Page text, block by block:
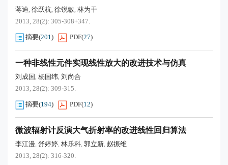
蒋迪, 徐跃杭, 徐锐敏, 林为干
2013, 28(2): 305-308+347.
摘要(201) PDF(27)
一种非线性元件实现线性放大的改进技术与仿真
刘成国, 杨国纬, 刘尚合
2013, 28(2): 309-315.
摘要(194) PDF(12)
微波辐射计反演大气折射率的改进线性回归算法
李江漫, 舒婷婷, 林乐科, 郭立新, 赵振维
2013, 28(2): 316-320.